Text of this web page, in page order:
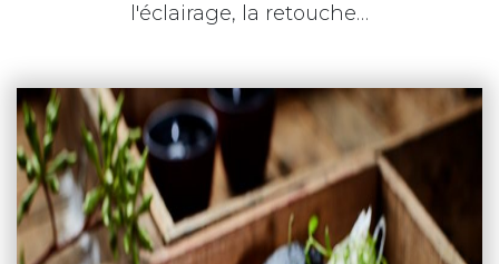
l'éclairage, la retouche…